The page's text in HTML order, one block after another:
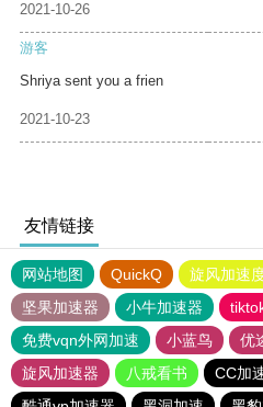
2021-10-26
游客
Shriya sent you a frien
2021-10-23
友情链接
网站地图 QuickQ 旋风加速
坚果加速器
小牛加速器
免费vqn外网加速
小蓝鸟 优
旋风加速器
八戒看书 CC加